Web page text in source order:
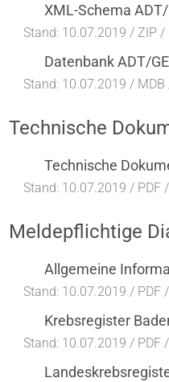
XML-Schema ADT/
Stand: 10.07.2019 / ZIP /
Datenbank ADT/
Stand: 10.07.2019 / MDB
Technische
Technische
Stand: 10.07.2019 / PDF
Meldepflichtige
Allgemeine
Stand: 10.07.2019 / PDF
Krebsregister
Stand: 10.07.2019 / PDF